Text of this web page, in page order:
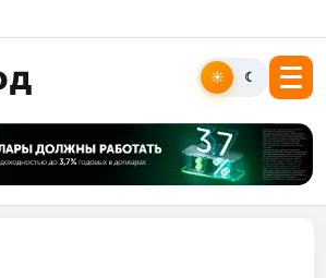
☀ ☾